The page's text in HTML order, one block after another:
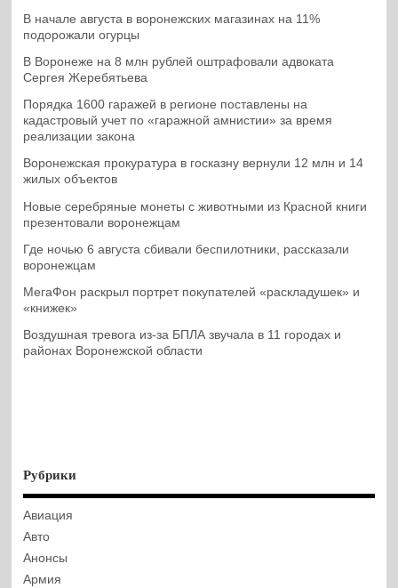
В начале августа в воронежских магазинах на 11%
подорожали огурцы
В Воронеже на 8 млн рублей оштрафовали адвоката
Сергея Жеребятьева
Порядка 1600 гаражей в регионе поставлены на
кадастровый учет по «гаражной амнистии» за время
реализации закона
Воронежская прокуратура в госказну вернули 12 млн и 14
жилых объектов
Новые серебряные монеты с животными из Красной книги
презентовали воронежцам
Где ночью 6 августа сбивали беспилотники, рассказали
воронежцам
МегаФон раскрыл портрет покупателей «раскладушек» и
«книжек»
Воздушная тревога из-за БПЛА звучала в 11 городах и
районах Воронежской области
Рубрики
Авиация
Авто
Анонсы
Армия